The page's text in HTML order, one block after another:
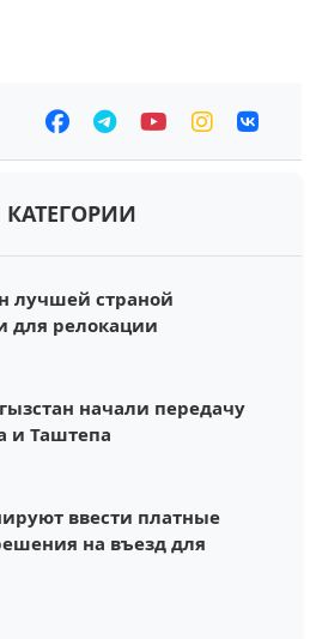
лучшей страной
для релокации
начали передачу
и Таштепа
ввести платные
на въезд для